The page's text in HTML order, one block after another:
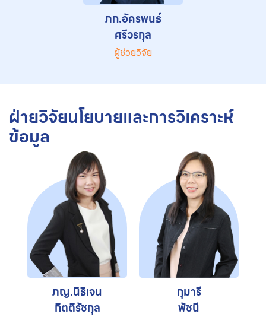
ภก.อัครพนธ์
ศรีวรกุล
ผู้ช่วยวิจัย
ฝ่ายวิจัยนโยบายและการวิเคราะห์
ข้อมูล
ภญ.นิธิเจน
กิตติรัชกุล
กุมารี
พัชนี